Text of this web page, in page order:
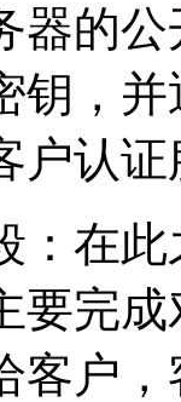
器的
钥，
户认
在此
要完
客户